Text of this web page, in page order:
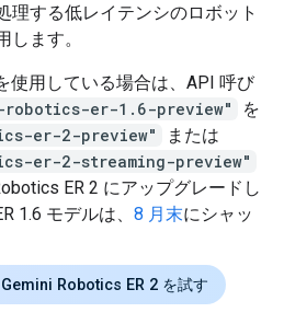
理する低レイテンシのロボット
します。
使用している場合は、API 呼び
robotics-er-1.6-preview"
を
er-2-preview"
または
er-2-streaming-preview"
ER 2 にアップグレードし
1.6 モデルは、 8 月末にシャッ
Robotics ER 2 を試す